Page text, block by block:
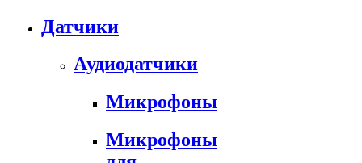
Датчики
Аудиодатчики
Микрофоны
Микрофоны